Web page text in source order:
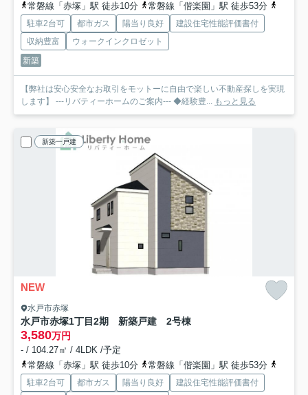
常磐線「赤塚」駅 徒歩10分
常磐線「偕楽園」駅 徒歩53分
駐車2台可 都市ガス 陽当り良好
建設住宅性能評価書付
収納豊富
ウォークインクロゼット
新築
【弊社は安心安全なお取引をモットーに自由で楽しい不動産探しを実現
します】 ---リバティーホームのご案内--- ◆経験豊... もっと見る
新築一戸建
NEW
水戸市赤塚
水戸市赤塚1丁目2期 新築戸建 2号棟
3,580万円
- / 104.27㎡ / 4LDK /予定
常磐線「赤塚」駅 徒歩10分
常磐線「偕楽園」駅 徒歩53分
駐車2台可 都市ガス 陽当り良好
建設住宅性能評価書付